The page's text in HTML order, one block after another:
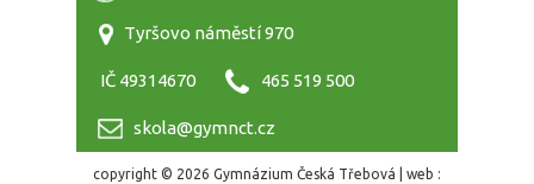
Tyršovo náměstí 970
IČ 49314670 465 519 500
skola@gymnct.cz
copyright © 2026 Gymnázium Česká Třebová | web :